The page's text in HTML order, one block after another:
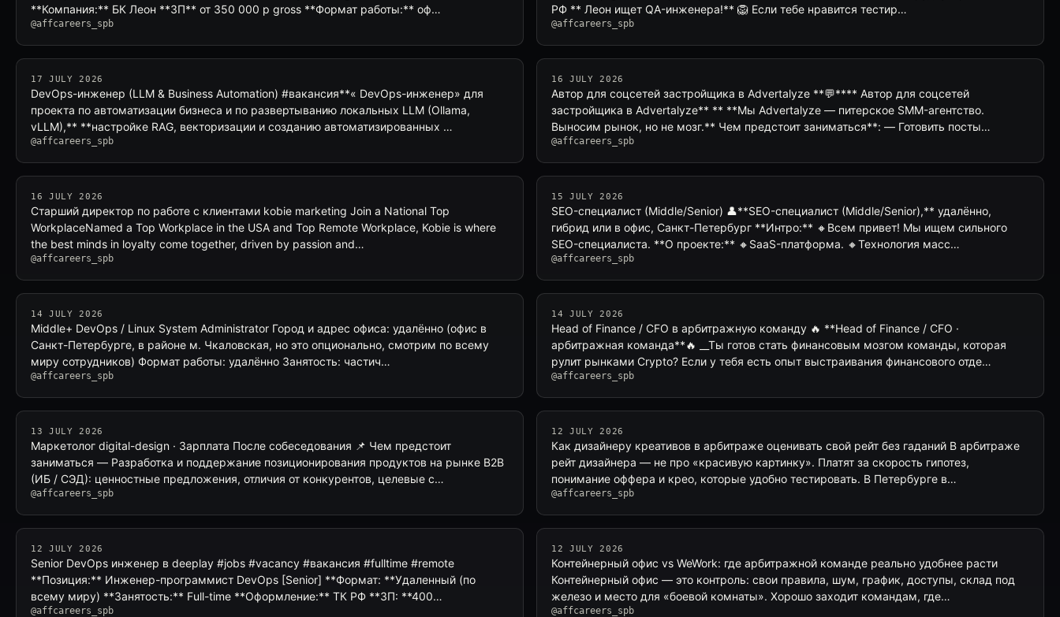
**Компания:** БК Леон **ЗП** от 350 000 р gross **Формат работы:** оф…
@affcareers_spb
РФ ** Леон ищет QA-инженера!** 🦁 Если тебе нравится тестир…
@affcareers_spb
17 JULY 2026
DevOps-инженер (LLM & Business Automation) #вакансия**« DevOps-инженер» для
проекта по автоматизации бизнеса и по развертыванию локальных LLM (Ollama,
vLLM),** **настройке RAG, векторизации и созданию автоматизированных …
@affcareers_spb
16 JULY 2026
Автор для соцсетей застройщика в Advertalyze **💬**** Автор для соцсетей
застройщика в Advertalyze** ** **Мы Advertalyze — питерское SMM-агентство.
Выносим рынок, но не мозг.** Чем предстоит заниматься**: — Готовить посты…
@affcareers_spb
16 JULY 2026
Старший директор по работе с клиентами kobie marketing Join a National Top
WorkplaceNamed a Top Workplace in the USA and Top Remote Workplace, Kobie is where
the best minds in loyalty come together, driven by passion and…
@affcareers_spb
15 JULY 2026
SEO-специалист (Middle/Senior) 👤**SEO-специалист (Middle/Senior),** удалённо,
гибрид или в офис, Санкт-Петербург **Интро:** 🔸Всем привет! Мы ищем сильного
SEO-специалиста. **О проекте:** 🔸SaaS-платформа. 🔸Технология масс…
@affcareers_spb
14 JULY 2026
Middle+ DevOps / Linux System Administrator Город и адрес офиса: удалённо (офис в
Санкт-Петербурге, в районе м. Чкаловская, но это опционально, смотрим по всему
миру сотрудников) Формат работы: удалённо Занятость: частич…
@affcareers_spb
14 JULY 2026
Head of Finance / CFO в арбитражную команду 🔥 **Head of Finance / CFO ·
арбитражная команда**🔥 __Ты готов стать финансовым мозгом команды, которая
рулит рынками Crypto? Если у тебя есть опыт выстраивания финансового отде…
@affcareers_spb
13 JULY 2026
Маркетолог digital-design · Зарплата После собеседования 📌 Чем предстоит
заниматься — Разработка и поддержание позиционирования продуктов на рынке B2B
(ИБ / СЭД): ценностные предложения, отличия от конкурентов, целевые с…
@affcareers_spb
12 JULY 2026
Как дизайнеру креативов в арбитраже оценивать свой рейт без гаданий В арбитраже
рейт дизайнера — не про «красивую картинку». Платят за скорость гипотез,
понимание оффера и крео, которые удобно тестировать. В Петербурге в…
@affcareers_spb
12 JULY 2026
Senior DevOps инженер в deeplay #jobs #vacancy #вакансия #fulltime #remote
**Позиция:** Инженер-программист DevOps [Senior] **Формат: **Удаленный (по
всему миру) **Занятость:** Full-time **Оформление:** ТК РФ **ЗП: **400…
@affcareers_spb
12 JULY 2026
Контейнерный офис vs WeWork: где арбитражной команде реально удобнее расти
Контейнерный офис — это контроль: свои правила, шум, график, доступы, склад под
железо и место для «боевой комнаты». Хорошо заходит командам, где…
@affcareers_spb